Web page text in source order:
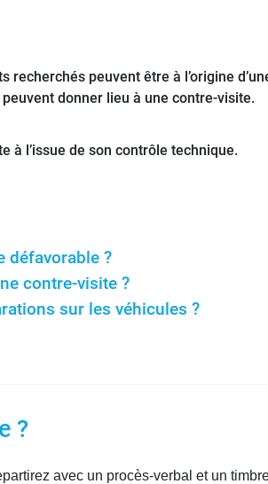
recherchés peuvent être à l’origine
donner lieu à une contre-visite.
à l’issue de son contrôle technique.
défavorable ?
contre-visite ?
sur les véhicules ?
?
avec un procès-verbal et un